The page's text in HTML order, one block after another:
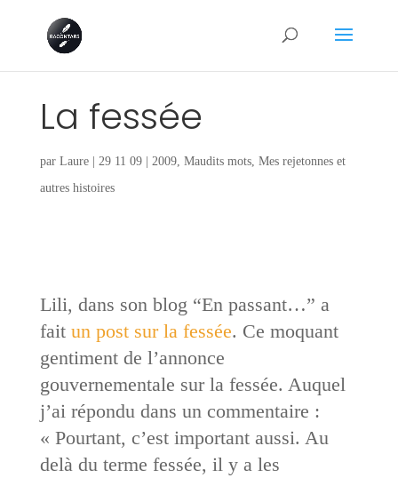
La fessée
par Laure| 29 11 09| 2009, Maudits mots, Mes rejetonnes et
autres histoires
Lili, dans son blog “En passant…” a
fait un post sur la fessée. Ce moquant
gentiment de l’annonce
gouvernementale sur la fessée. Auquel
j’ai répondu dans un commentaire :
« Pourtant, c’est important aussi. Au
delà du terme fessée, il y a les